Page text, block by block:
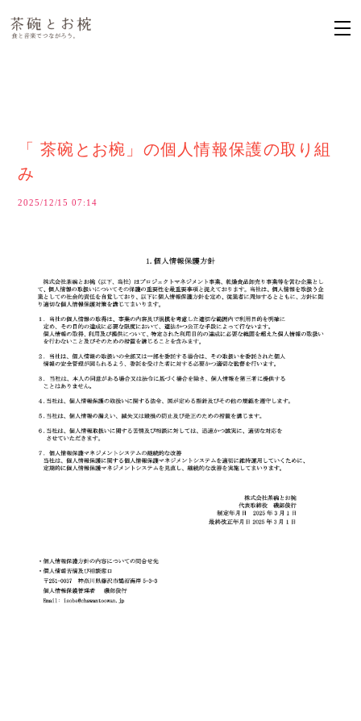
「 茶碗とお椀」の個人情報保護の取り組
み
2025/12/15 07:14